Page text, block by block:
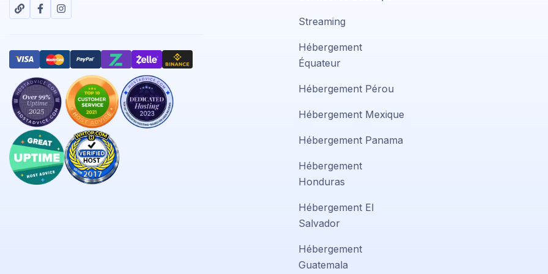
Streaming
Hébergement
Équateur
Hébergement Pérou
Hébergement Mexique
Hébergement Panama
Hébergement
Honduras
Hébergement El
Salvador
Hébergement
Guatemala